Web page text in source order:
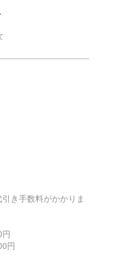
き手数料がかかりま
円